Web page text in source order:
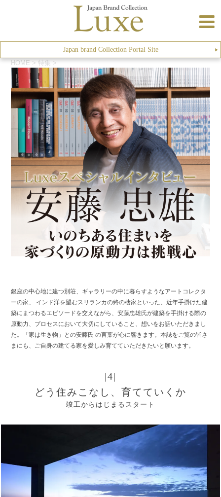
Japan brand Collection Portal Site ▶︎
HOME > 特集 >
銀座の中心地に建つ別荘、ギャラリーの中に暮らすようなアートコレクタ
ーの家、 インド洋を望むスリランカの終の棲家といった、近年手掛けた建
築にまつわるエピソードを交えながら、安藤忠雄氏が建築を手掛ける際の
原動力、プロセスにおいて大切にしていること、想いをお話いただきまし
た。「家は生き物」との安藤氏 の言葉が心に響きます。本誌をご覧の皆さ
まにも、ご自身の建てる家を愛しみ育てていただきたいと願います。
|4|
どう住みこなし、育てていくか
竣工からはじまるスタート